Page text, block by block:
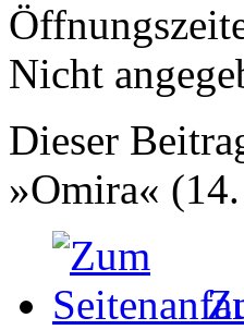
Nicht
Dieser
»Omira«